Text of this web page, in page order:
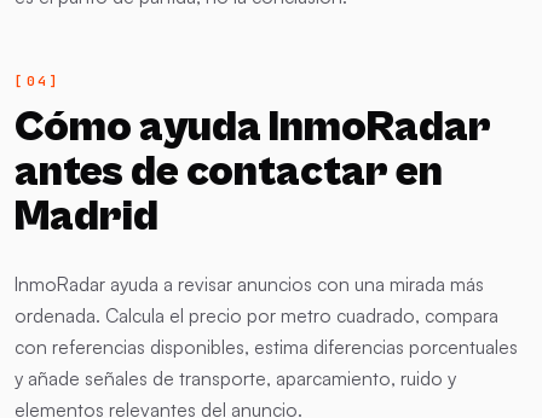
Cómo ayuda InmoRadar
antes de contactar en
Madrid
InmoRadar ayuda a revisar anuncios con una mirada más
ordenada. Calcula el precio por metro cuadrado, compara
con referencias disponibles, estima diferencias porcentuales
y añade señales de transporte, aparcamiento, ruido y
elementos relevantes del anuncio.